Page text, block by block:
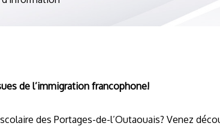
de l’immigration francophone!
des Portages-de-l’Outaouais? Venez